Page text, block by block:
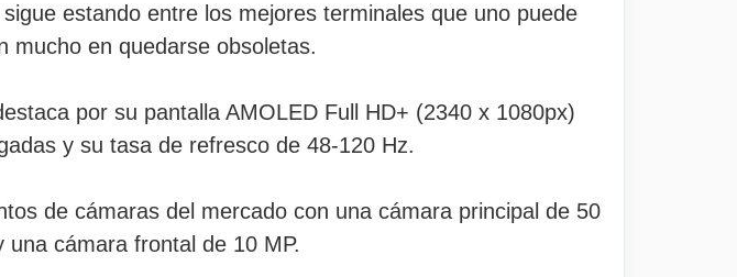
estando entre los mejores terminales que uno puede
mucho en quedarse obsoletas.
por su pantalla AMOLED Full HD+ (2340 x 1080px)
y su tasa de refresco de 48-120 Hz.
de cámaras del mercado con una cámara principal de 50
cámara frontal de 10 MP.